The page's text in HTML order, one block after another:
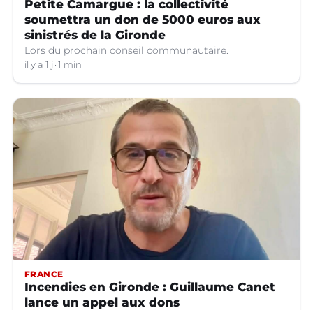
Petite Camargue : la collectivité
soumettra un don de 5000 euros aux
sinistrés de la Gironde
Lors du prochain conseil communautaire.
il y a 1 j 1 min
FRANCE
Incendies en Gironde : Guillaume Canet
lance un appel aux dons